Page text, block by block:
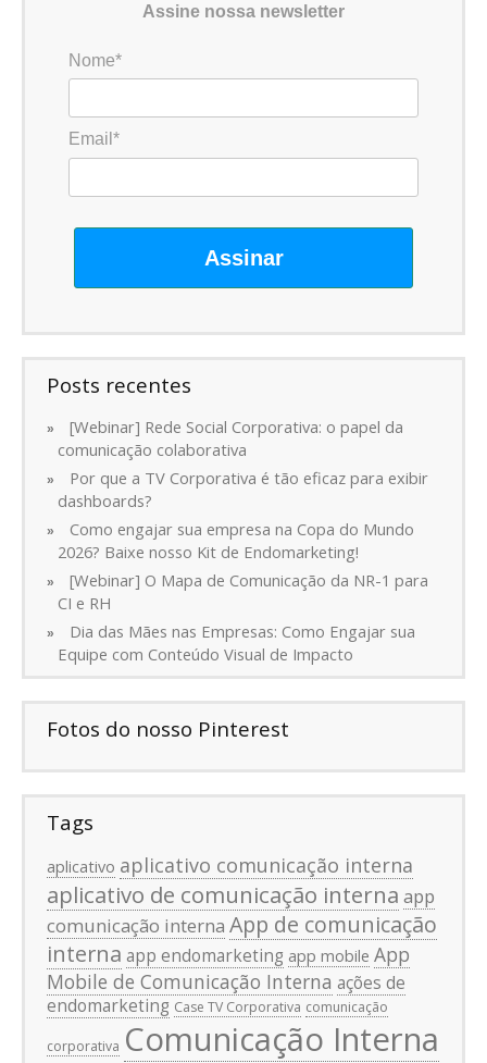
Assine nossa newsletter
Nome*
Email*
Assinar
Posts recentes
[Webinar] Rede Social Corporativa: o papel da
comunicação colaborativa
Por que a TV Corporativa é tão eficaz para exibir
dashboards?
Como engajar sua empresa na Copa do Mundo
2026? Baixe nosso Kit de Endomarketing!
[Webinar] O Mapa de Comunicação da NR-1 para
CI e RH
Dia das Mães nas Empresas: Como Engajar sua
Equipe com Conteúdo Visual de Impacto
Fotos do nosso Pinterest
Tags
aplicativo aplicativo comunicação interna
aplicativo de comunicação interna app
comunicação interna App de comunicação
interna app endomarketing app mobile App
Mobile de Comunicação Interna ações de
endomarketing Case TV Corporativa comunicação
corporativa Comunicação Interna